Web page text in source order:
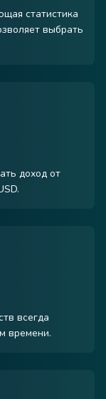
статистика
выбрать
доход от
всегда
времени.